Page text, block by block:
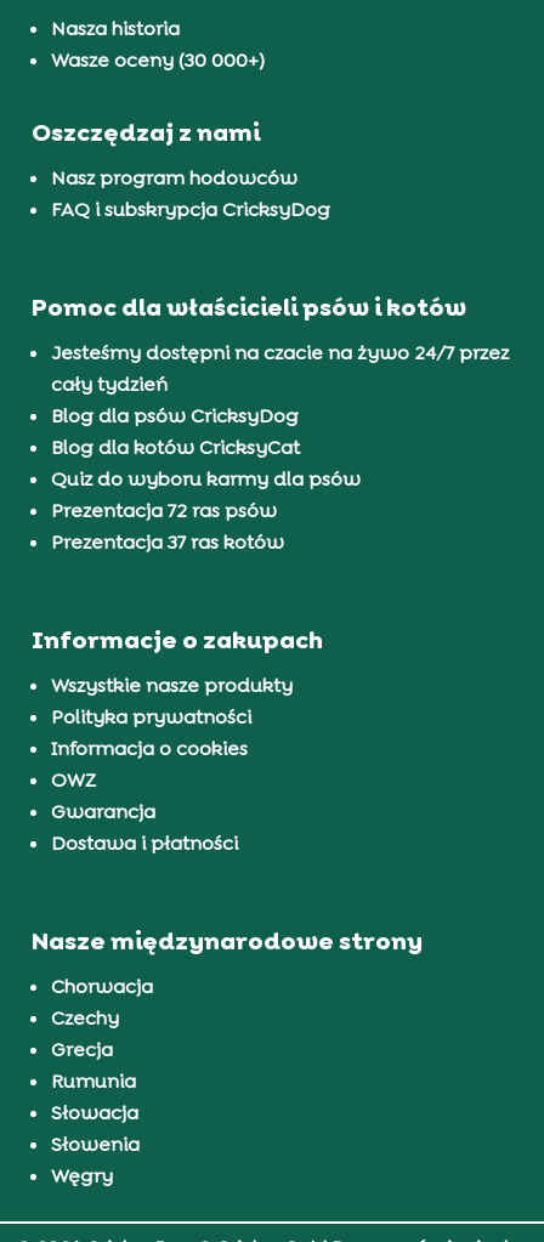
Nasza historia
Wasze oceny (30 000+)
Oszczędzaj z nami
Nasz program hodowców
FAQ i subskrypcja CricksyDog
Pomoc dla właścicieli psów i kotów
Jesteśmy dostępni na czacie na żywo 24/7 przez
cały tydzień
Blog dla psów CricksyDog
Blog dla kotów CricksyCat
Quiz do wyboru karmy dla psów
Prezentacja 72 ras psów
Prezentacja 37 ras kotów
Informacje o zakupach
Wszystkie nasze produkty
Polityka prywatności
Informacja o cookies
OWZ
Gwarancja
Dostawa i płatności
Nasze międzynarodowe strony
Chorwacja
Czechy
Grecja
Rumunia
Słowacja
Słowenia
Węgry